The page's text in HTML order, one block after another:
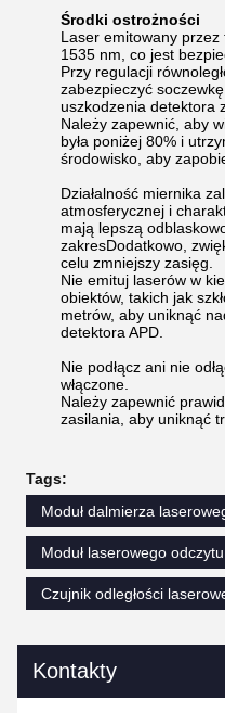
Środki ostrożności
Laser emitowany przez
1535 nm, co jest
Przy regulacji
zabezpieczyć
uszkodzenia detektora
Należy zapewnić, aby
była poniżej 80% i
środowisko, aby
Działalność miernika
atmosferycznej i
mają lepszą
zakresDodatkowo,
celu zmniejszy zasięg.
Nie emituj laserów w
obiektów, takich jak
metrów, aby uniknąć
detektora APD.
Nie podłącz ani nie
włączone.
Należy zapewnić
zasilania, aby uniknąć
Tags:
Moduł dalmierza
Moduł laserowego
Czujnik odległości
Kontakty